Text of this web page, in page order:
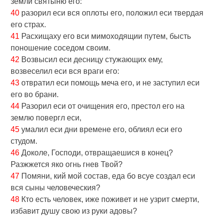
40 разорил еси вся оплоты eго, положил еси твердая
eго страх.
41 Расхищаху eго вси мимоходящии путем, бысть
поношение соседом своим.
42 Возвысил еси десницу стужающих eму,
возвеселил еси вся враги eго:
43 отвратил еси помощь меча eго, и не заступил еси
eго во брани.
44 Разорил еси от очищения eго, престол eго на
землю повергл еси,
45 умалил еси дни времене eго, облиял еси eго
студом.
46 Доколе, Господи, отвращаешися в конец?
Разжжется яко огнь гнев Твой?
47 Помяни, кий мой состав, еда бо всуе создал еси
вся сыны человеческия?
48 Кто есть человек, иже поживет и не узрит смерти,
избавит душу свою из руки адовы?